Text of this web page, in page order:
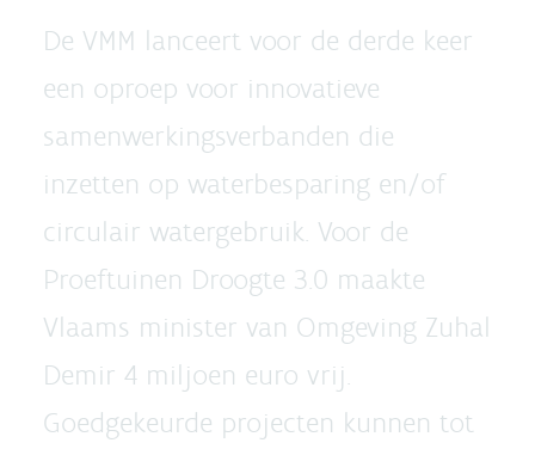
De VMM lanceert voor de derde keer
een oproep voor innovatieve
samenwerkingsverbanden die
inzetten op waterbesparing en/of
circulair watergebruik. Voor de
Proeftuinen Droogte 3.0 maakte
Vlaams minister van Omgeving Zuhal
Demir 4 miljoen euro vrij.
Goedgekeurde projecten kunnen tot